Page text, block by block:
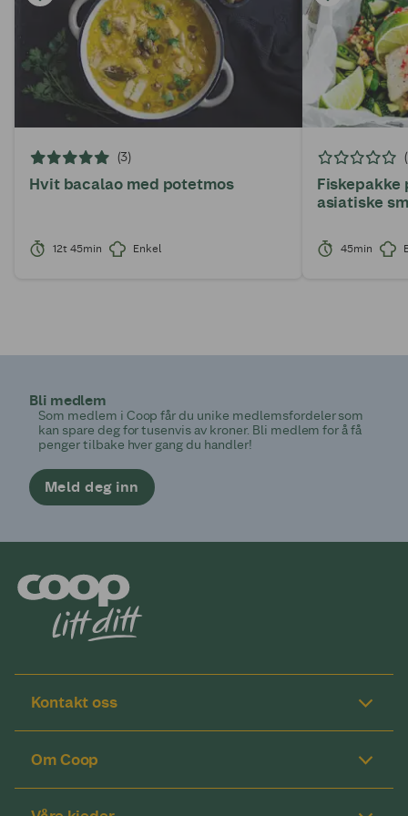
(3)
Hvit bacalao med potetmos
12t 45min Enkel
Fiskepakke
asiatiske
45min
Bli medlem
Som medlem i Coop får du unike medlemsfordeler som
kan spare deg for tusenvis av kroner. Bli medlem for å få
penger tilbake hver gang du handler!
Meld deg inn
Kontakt oss
Om Coop